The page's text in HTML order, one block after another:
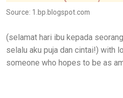
Source: 1.bp.blogspot.com
(selamat hari ibu kepada
selalu aku puja dan cintai!) with
someone who hopes to be as